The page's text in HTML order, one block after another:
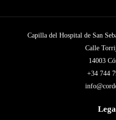
Capilla del Hospital de San
Calle
14003
+34 744